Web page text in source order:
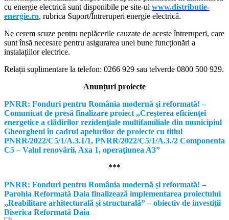
cu energie electrică sunt disponibile pe site-ul www.distributie-
energie.ro, rubrica Suport/Întreruperi energie electrică.
Ne cerem scuze pentru neplăcerile cauzate de aceste întreruperi, care
sunt însă necesare pentru asigurarea unei bune funcționări a
instalațiilor electrice.
Relații suplimentare la telefon: 0266 929 sau telverde 0800 500 929.
Anunțuri proiecte
PNRR: Fonduri pentru România modernă şi reformată! –
Comunicat de presă finalizare proiect „Creşterea eficienţei
energetice a clădirilor rezidenţiale multifamiliale din municipiul
Gheorgheni în cadrul apelurilor de proiecte cu titlul
PNRR/2022/C5/1/A.3.1/1, PNRR/2022/C5/1/A.3./2 Componenta
C5 – Valul renovării, Axa 1, operaţiunea A3”
***
PNRR: Fonduri pentru România modernă și reformată! –
Parohia Reformată Daia finalizează implementarea proiectului
„Reabilitare arhitecturală și structurală” – obiectiv de investiții
Biserica Reformată Daia